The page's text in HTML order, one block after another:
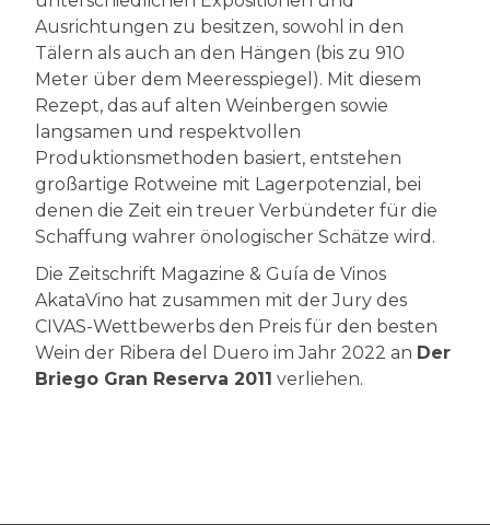
Ausrichtungen zu besitzen, sowohl in den
Tälern als auch an den Hängen (bis zu 910
Meter über dem Meeresspiegel). Mit diesem
Rezept, das auf alten Weinbergen sowie
langsamen und respektvollen
Produktionsmethoden basiert, entstehen
großartige Rotweine mit Lagerpotenzial, bei
denen die Zeit ein treuer Verbündeter für die
Schaffung wahrer önologischer Schätze wird.
Die Zeitschrift Magazine & Guía de Vinos
AkataVino hat zusammen mit der Jury des
CIVAS-Wettbewerbs den Preis für den besten
Wein der Ribera del Duero im Jahr 2022 an Der
Briego Gran Reserva 2011 verliehen.